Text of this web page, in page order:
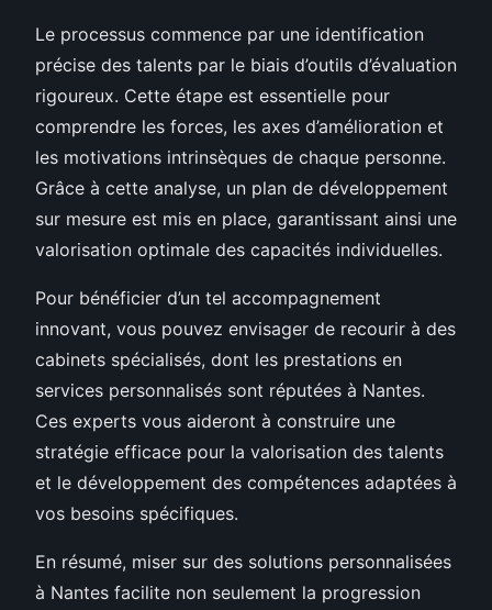
Le processus commence par une identification
précise des talents par le biais d’outils d’évaluation
rigoureux. Cette étape est essentielle pour
comprendre les forces, les axes d’amélioration et
les motivations intrinsèques de chaque personne.
Grâce à cette analyse, un plan de développement
sur mesure est mis en place, garantissant ainsi une
valorisation optimale des capacités individuelles.
Pour bénéficier d’un tel accompagnement
innovant, vous pouvez envisager de recourir à des
cabinets spécialisés, dont les prestations en
services personnalisés sont réputées à Nantes.
Ces experts vous aideront à construire une
stratégie efficace pour la valorisation des talents
et le développement des compétences adaptées à
vos besoins spécifiques.
En résumé, miser sur des solutions personnalisées
à Nantes facilite non seulement la progression